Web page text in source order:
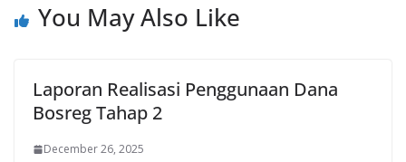
You May Also Like
Laporan Realisasi Penggunaan Dana
Bosreg Tahap 2
December 26, 2025